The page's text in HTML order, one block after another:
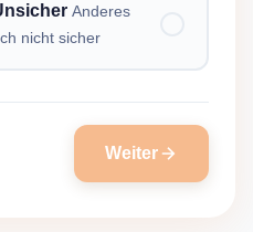
Anderes
nicht sicher
Weiter